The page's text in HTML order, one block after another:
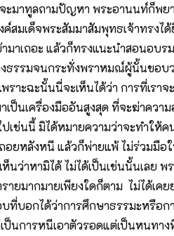
ะมาทูลถามปัญหา พระอานนท์ก็พย
สมเด็จพระสัมมาสัมพุทธเจ้าทรงได้
าเถอะ แล้วก็ทรงแนะนำสอนอบร
ธรรมจนกระทั่งพราหมณ์ผู้นั้นขอบ
ราะฉะนั้นนี่จะเห็นได้ว่า การที่เรา
เป็นเครื่องมืออันสูงสุด ที่จะฆ่าควา
เช่นนี้ มิได้หมายความว่าจะทำให้ค
ยหลังหนี แล้วก็พ่ายแพ้ ไม่ร่วมมือใ
นว่าหามิได้ ไม่ได้เป็นเช่นนั้นเลย พ
ายมากมายเพียงใดก็ตาม ไม่ได้เค
ที่บอกได้ว่าการศึกษาธรรมะหรือก
ป็นการหนีเอาตัวรอดแต่เป็นหนทาง